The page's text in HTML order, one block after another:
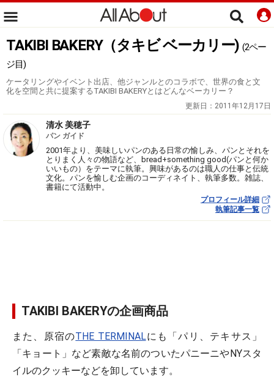
TAKIBI BAKERY（タキビ ベーカリー) (2ペー
ジ目)
ケータリングやイベント出店、他ジャンルとのコラボで、世界の食と文
化を空間と共に提案するTAKIBI BAKERYとはどんなベーカリー？
更新日： 2011年12月17日
清水 美穂子
パン ガイド
2001年より、美味しいパンのある日常の愉しみ、パンとそれを
とりまく人々の物語など、bread+something good(パンと何か
いいもの）をテーマに執筆。興味があるのは職人の仕事と伝統
文化。パンを愉しむ企画のコーディネイト、執筆多数。雑誌、
書籍にて活動中。
プロフィール詳細
執筆記事一覧
TAKIBI BAKERYの企画商品
また、原宿のTHE TERMINALにも「パリ、テキサス」
「キョート」など素敵な名前のついたパニーニやNYスタ
イルのクッキーなどを卸しています。